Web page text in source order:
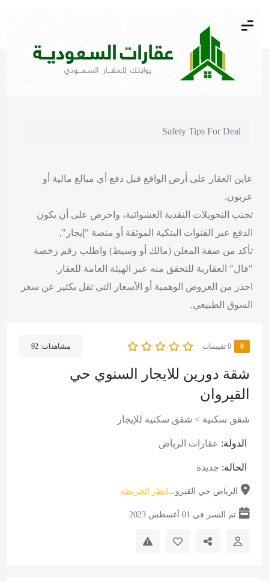
أعلانات مبوبة
0 ‫0 تقييمات مشاهدات: 92
شقة دورين للايجار السنوي حي
القيروان
شقق سكنية > شقق سكنية للإيجار
الدولة: عقارات الرياض
الحالة: جديدة
الرياض حي القيرو... انظر الخريطة
تم النشر في 01 أغسطس 2023
Safety Tips For Deal
عاين العقار على أرض الواقع قبل دفع أي مبالغ مالية أو
عربون.
تجنب التحويلات النقدية العشوائية، واحرص على أن يكون
الدفع عبر القنوات البنكية الموثقة أو منصة "إيجار".
تأكد من صفة المعلن (مالك أو وسيط) واطلب رقم رخصة
"فال" العقارية للتحقق منه عبر الهيئة العامة للعقار.
احذر من العروض الوهمية أو الأسعار التي تقل بكثير عن سعر
السوق الطبيعي.